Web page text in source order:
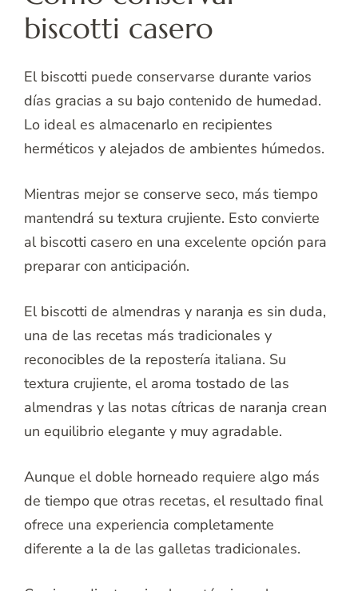
biscotti casero
El biscotti puede conservarse durante varios
días gracias a su bajo contenido de humedad.
Lo ideal es almacenarlo en recipientes
herméticos y alejados de ambientes húmedos.
Mientras mejor se conserve seco, más tiempo
mantendrá su textura crujiente. Esto convierte
al biscotti casero en una excelente opción para
preparar con anticipación.
El biscotti de almendras y naranja es sin duda,
una de las recetas más tradicionales y
reconocibles de la repostería italiana. Su
textura crujiente, el aroma tostado de las
almendras y las notas cítricas de naranja crean
un equilibrio elegante y muy agradable.
Aunque el doble horneado requiere algo más
de tiempo que otras recetas, el resultado final
ofrece una experiencia completamente
diferente a la de las galletas tradicionales.